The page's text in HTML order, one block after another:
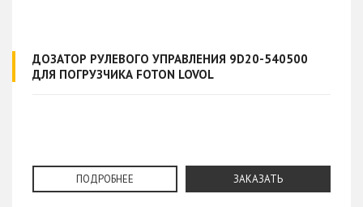
ДОЗАТОР РУЛЕВОГО УПРАВЛЕНИЯ 9D20-540500
ДЛЯ ПОГРУЗЧИКА FOTON LOVOL
ПОДРОБНЕЕ ЗАКАЗАТЬ